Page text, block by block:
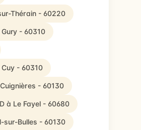
Thérain - 60220
- 60310
- 60310
- 60130
à Le Fayel - 60680
sur-Bulles - 60130